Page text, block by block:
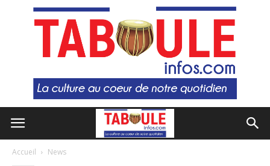
Accueil News